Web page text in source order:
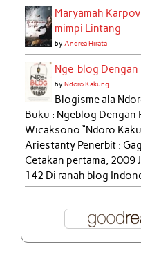
Maryamah
mimpi Lintang
byAndrea Hirata
Nge-blog Dengan
byNdoro Kakung
Blogisme ala
Buku : Ngeblog Dengan
Wicaksono “Ndoro
Ariestanty Penerbit :
Cetakan pertama, 2009
142 Di ranah blog